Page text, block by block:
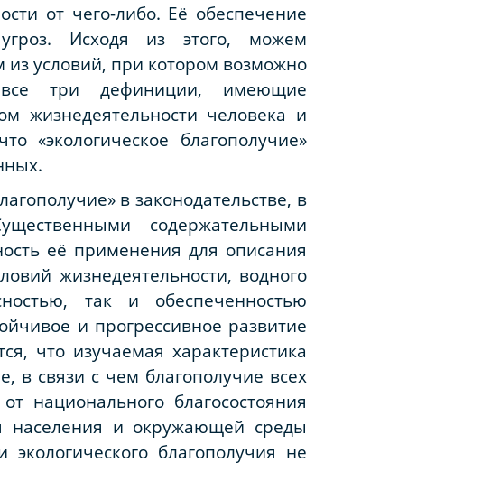
от чего-либо. Её обеспечение
Исходя из этого, можем
из условий, при котором возможно
все три дефиниции, имеющие
жизнедеятельности человека и
благополучие»
в законодательстве, в
содержательными
её применения для описания
жизнедеятельности, водного
так и обеспеченностью
и прогрессивное развитие
что изучаемая характеристика
в связи с чем благополучие всех
национального благосостояния
населения и окружающей среды
благополучия не